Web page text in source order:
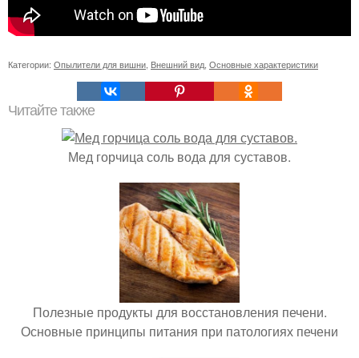
Категории: Опылители для вишни Внешний вид Основные характеристики
Читайте также
Мед горчица соль вода для суставов.
Полезные продукты для восстановления печени.
Основные принципы питания при патологиях печени